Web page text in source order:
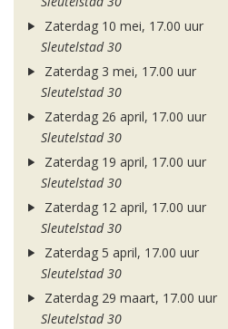
Zaterdag 10 mei, 17.00 uur
Sleutelstad 30
Zaterdag 3 mei, 17.00 uur
Sleutelstad 30
Zaterdag 26 april, 17.00 uur
Sleutelstad 30
Zaterdag 19 april, 17.00 uur
Sleutelstad 30
Zaterdag 12 april, 17.00 uur
Sleutelstad 30
Zaterdag 5 april, 17.00 uur
Sleutelstad 30
Zaterdag 29 maart, 17.00 uur
Sleutelstad 30